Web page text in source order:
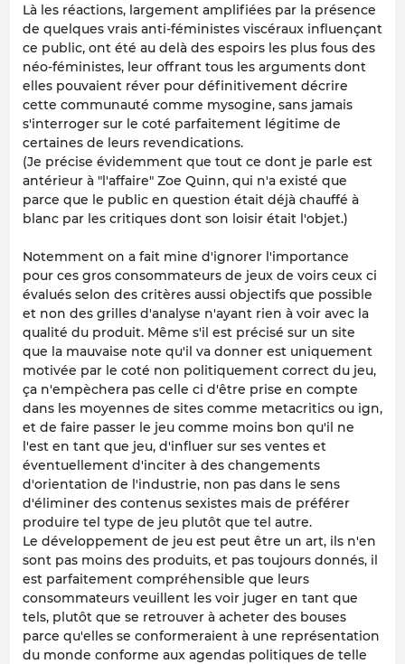
Là les réactions, largement amplifiées par la présence
de quelques vrais anti-féministes viscéraux influençant
ce public, ont été au delà des espoirs les plus fous des
néo-féministes, leur offrant tous les arguments dont
elles pouvaient réver pour définitivement décrire
cette communauté comme mysogine, sans jamais
s'interroger sur le coté parfaitement légitime de
certaines de leurs revendications.
(Je précise évidemment que tout ce dont je parle est
antérieur à "l'affaire" Zoe Quinn, qui n'a existé que
parce que le public en question était déjà chauffé à
blanc par les critiques dont son loisir était l'objet.)
Notemment on a fait mine d'ignorer l'importance
pour ces gros consommateurs de jeux de voirs ceux ci
évalués selon des critères aussi objectifs que possible
et non des grilles d'analyse n'ayant rien à voir avec la
qualité du produit. Même s'il est précisé sur un site
que la mauvaise note qu'il va donner est uniquement
motivée par le coté non politiquement correct du jeu,
ça n'empèchera pas celle ci d'être prise en compte
dans les moyennes de sites comme metacritics ou ign,
et de faire passer le jeu comme moins bon qu'il ne
l'est en tant que jeu, d'influer sur ses ventes et
éventuellement d'inciter à des changements
d'orientation de l'industrie, non pas dans le sens
d'éliminer des contenus sexistes mais de préférer
produire tel type de jeu plutôt que tel autre.
Le développement de jeu est peut être un art, ils n'en
sont pas moins des produits, et pas toujours donnés, il
est parfaitement compréhensible que leurs
consommateurs veuillent les voir juger en tant que
tels, plutôt que se retrouver à acheter des bouses
parce qu'elles se conformeraient à une représentation
du monde conforme aux agendas politiques de telle